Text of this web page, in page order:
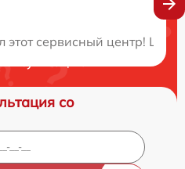
этот сервисный центр!
со